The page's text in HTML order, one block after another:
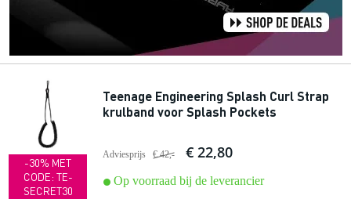
-30% MET
CODE: TE-
SECRET30
Teenage Engineering Splash Curl Strap
krulband voor Splash Pockets
Adviesprijs € 42,- € 22,80
Op voorraad bij de leverancier